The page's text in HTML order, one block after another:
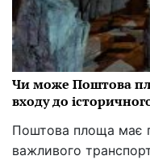
Чи може Поштова
входу до
Поштова площа має
важливого